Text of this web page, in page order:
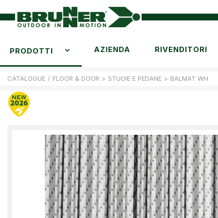
PRODOTTI AZIENDA RIVENDITORI
CATALOGUE / FLOOR & DOOR > STUOIE E PEDANE > BALMAT WH